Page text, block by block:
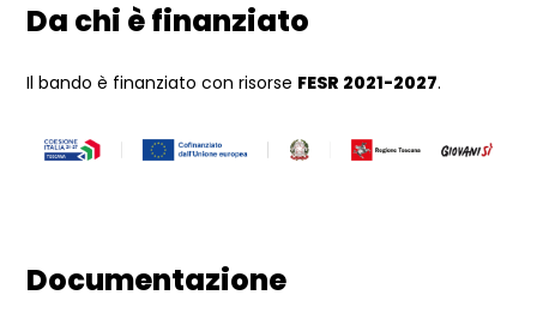
Da chi è finanziato
Il bando è finanziato con risorse FESR 2021-2027.
Documentazione